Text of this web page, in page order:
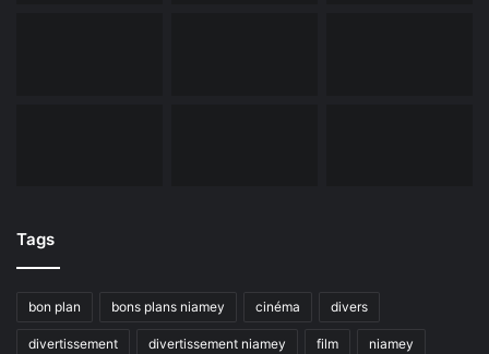
Tags
bon plan bons plans niamey cinéma divers
divertissement divertissement niamey film niamey